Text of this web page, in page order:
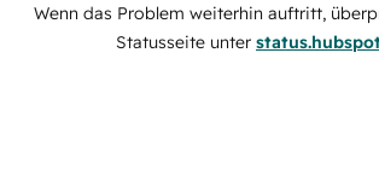
Wenn das Problem weiterhin auftritt,
Statusseite unter